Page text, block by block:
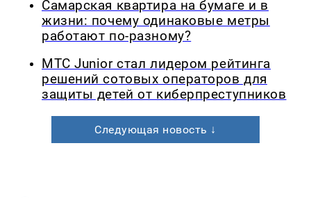
Самарская квартира на бумаге и в
жизни: почему одинаковые метры
работают по-разному?
МТС Junior стал лидером рейтинга
решений сотовых операторов для
защиты детей от киберпреступников
Следующая новость ↓